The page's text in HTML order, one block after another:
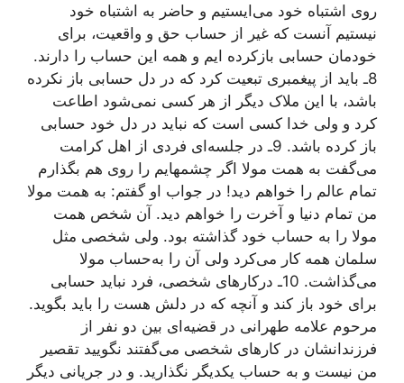
روی اشتباه خود می‌ایستیم و حاضر به اشتباه خود
نیستیم آنست که غیر از حساب حق و واقعیت، برای
خودمان حسابی بازکرده ایم و همه این حساب را دارند.
8ـ باید از پیغمبری تبعیت کرد که در دل حسابی باز نکرده
باشد، با این ملاک دیگر از هر کسی نمی‌شود اطاعت
کرد و ولی خدا کسی است که نباید در دل خود حسابی
باز کرده باشد. 9ـ در جلسه‌ای فردی از اهل کرامت
می‌گفت به همت مولا اگر چشمهایم را روی هم بگذارم
تمام عالم را خواهم دید! در جواب او گفتم: به همت مولا
من تمام دنیا و آخرت را خواهم دید. آن شخص همت
مولا را به حساب خود گذاشته بود. ولی شخصی مثل
سلمان همه کار می‌کرد ولی آن را به‌حساب مولا
می‌گذاشت. 10ـ درکارهای شخصی، فرد نباید حسابی
برای خود باز کند و آنچه که در دلش هست را باید بگوید.
مرحوم علامه طهرانی در قضیه‌ای بین دو نفر از
فرزندانشان در کارهای شخصی می‌گفتند نگویید تقصیر
من نیست و به ‌حساب یکدیگر نگذارید. و در جریانی دیگر